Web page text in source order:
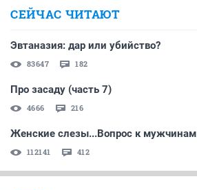
СЕЙЧАС ЧИТАЮТ
Эвтаназия: дар или убийство?
83647 182
Про засаду (часть 7)
4666 216
Женские слезы...Вопрос к мужчинам
112141 412